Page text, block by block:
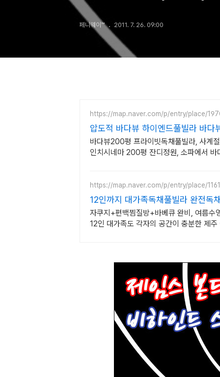
페니웨이™ 2011. 7. 26. 09:00
https://map.naver.com/p/entry/place/
압도적 바다뷰 하이엔드풀빌라 바다
바다뷰200평 프라이빗독채풀빌라, 사계
인치시네마 200평 잔디정원, 소파에서
https://map.naver.com/p/entry/place/
12인까지 대가족독채풀빌라 완전독
자쿠지+편백찜질방+바베큐 완비, 여름수
12인 대가족도 각자의 공간이 충분한 제